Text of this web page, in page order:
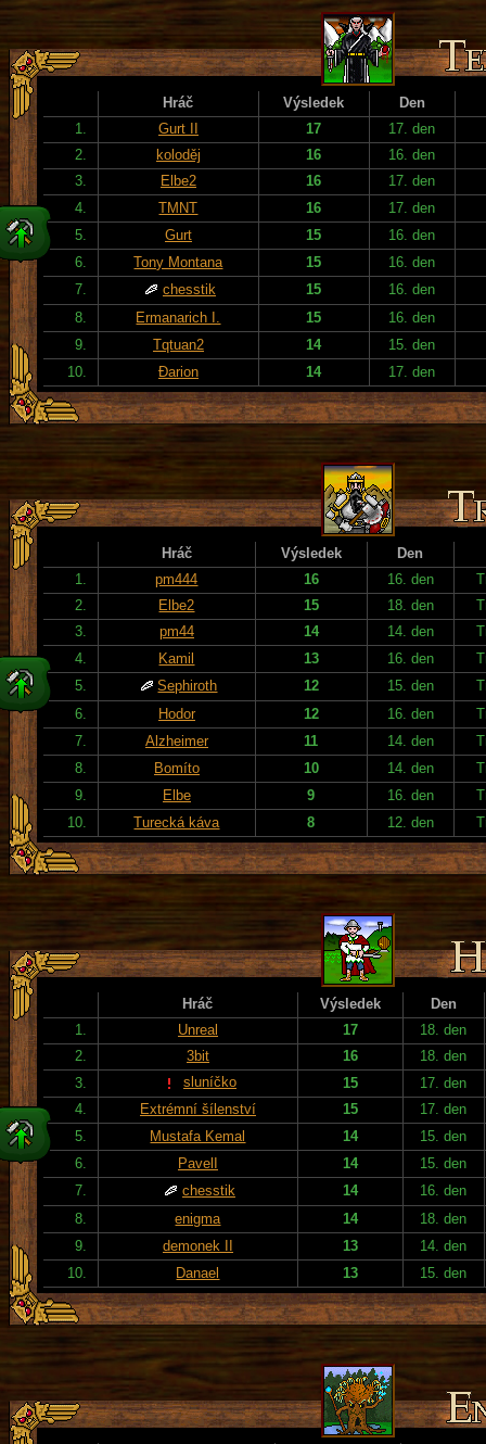
Hráč Výsledek
Den
1.
Gurt II 17
17. den
2.
koloděj 16
16. den
3.
Elbe2 16
17. den
4.
TMNT 16
17. den
5.
Gurt 15
16. den
6.
Tony Montana 15
16. den
7.
chesstik 15
16. den
8.
Ermanarich I. 15
16. den
9.
Tqtuan2 14
15. den
10.
Đarion 14 17. den
Hráč Výsledek
Den
1.
pm444 16 16. den
2.
Elbe2 15 18. den
3.
pm44 14 14. den
4.
Kamil 13 16. den
5.
Sephiroth 12 15. den
6.
Hodor 12 16. den
7.
Alzheimer 11 14. den
8.
Bomíto 10 14. den
9.
Elbe 9 16. den
10.
Turecká káva 8 12. den
Hráč Výsledek
Den
1.
Unreal 17
18. den
2.
3bit 16
18. den
3.
sluníčko 15
17. den
4.
Extrémní šílenství 15
17. den
5.
Mustafa Kemal 14
15. den
6.
PavelI 14
15. den
7.
chesstik 14
16. den
8.
enigma 14
18. den
9.
demonek II 13
14. den
10.
Danael 13 15. den